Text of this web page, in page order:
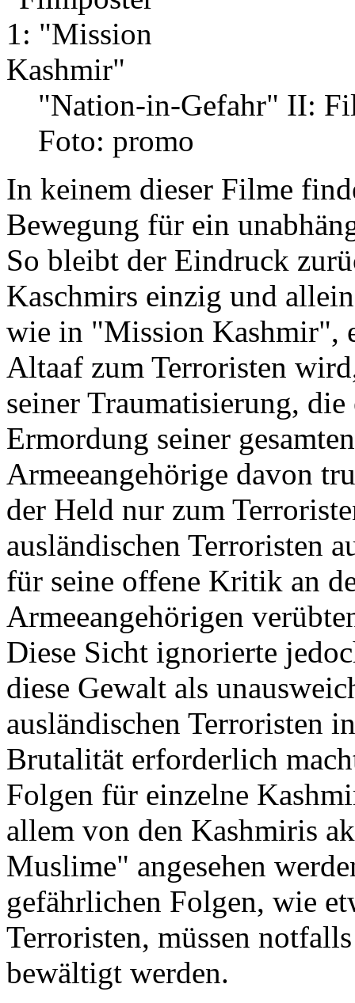
"Nation-in-Gefahr" II:
Foto: promo
In keinem dieser Filme
Bewegung für ein
So bleibt der Eindruck
Kaschmirs einzig und
wie in "Mission Kashmir",
Altaaf zum Terroristen
seiner Traumatisierung,
Ermordung seiner
Armeeangehörige davon
der Held nur zum
ausländischen Terroristen
für seine offene Kritik an
Armeeangehörigen
Diese Sicht ignorierte
diese Gewalt als
ausländischen Terroristen
Brutalität erforderlich
Folgen für einzelne
allem von den Kashmiris
Muslime" angesehen
gefährlichen Folgen, wie
Terroristen, müssen
bewältigt werden.